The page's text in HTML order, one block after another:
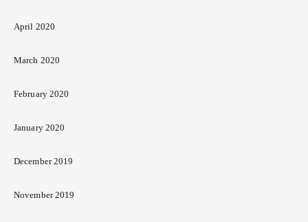
April 2020
March 2020
February 2020
January 2020
December 2019
November 2019